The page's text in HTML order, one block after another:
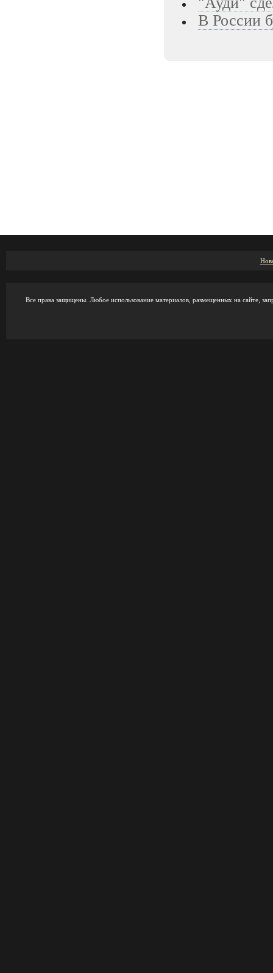
В России
Все права защищены. Любое использование материалов, размещенных на сайте,